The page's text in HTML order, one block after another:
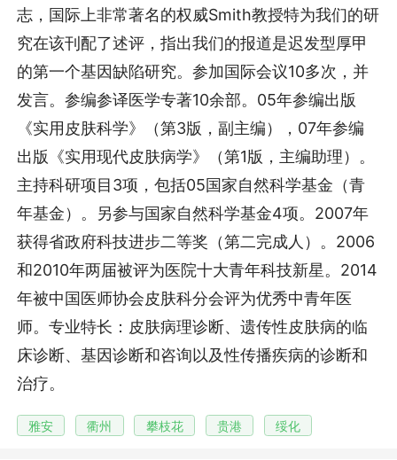
志，国际上非常著名的权威Smith教授特为我们的研
究在该刊配了述评，指出我们的报道是迟发型厚甲
的第一个基因缺陷研究。参加国际会议10多次，并
发言。参编参译医学专著10余部。05年参编出版
《实用皮肤科学》（第3版，副主编），07年参编
出版《实用现代皮肤病学》（第1版，主编助理）。
主持科研项目3项，包括05国家自然科学基金（青
年基金）。另参与国家自然科学基金4项。2007年
获得省政府科技进步二等奖（第二完成人）。2006
和2010年两届被评为医院十大青年科技新星。2014
年被中国医师协会皮肤科分会评为优秀中青年医
师。专业特长：皮肤病理诊断、遗传性皮肤病的临
床诊断、基因诊断和咨询以及性传播疾病的诊断和
治疗。
雅安 衢州 攀枝花 贵港 绥化